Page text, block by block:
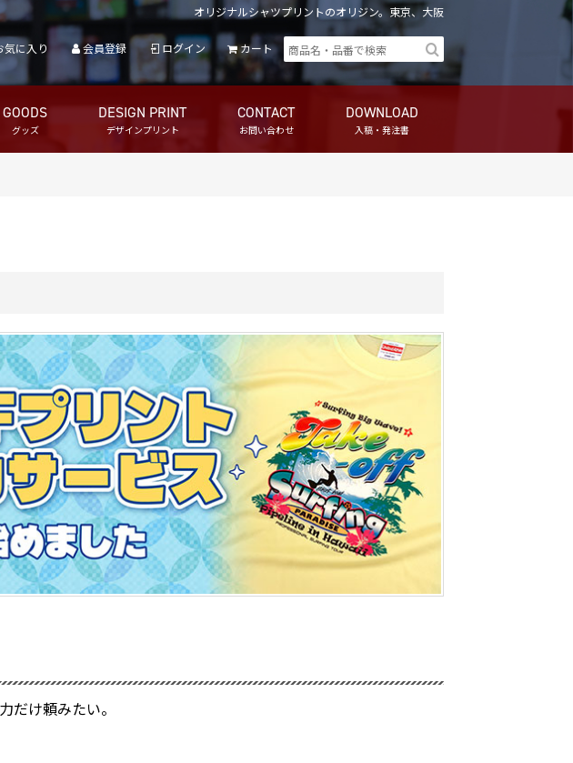
オリジナルシャツプリントのオリジン。東京、大阪
GOODS
グッズ
DESIGN PRINT
デザインプリント
CONTACT
お問い合わせ
DOWNLOAD
入稿・発注書
気に入り 会員登録 ログイン カート
だけ頼みたい。